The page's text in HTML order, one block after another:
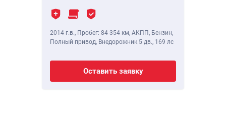
2014 г.в., Пробег: 84 354 км, АКПП, Бензин,
Полный привод, Внедорожник 5 дв., 169 лс
Оставить заявку